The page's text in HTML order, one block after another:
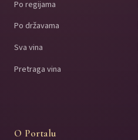
Po regijama
Po državama
Sva vina
Pretraga vina
O Portalu